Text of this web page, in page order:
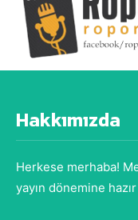
Hakkımızda
Herkese merhaba!
yayın dönemine hazır